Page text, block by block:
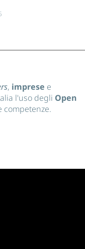
, imprese e
l'uso degli Open
competenze.